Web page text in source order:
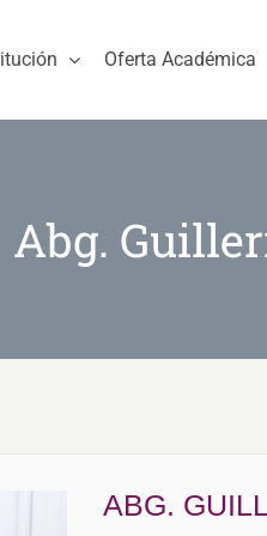
Oferta Académica
Abg.
ABG.